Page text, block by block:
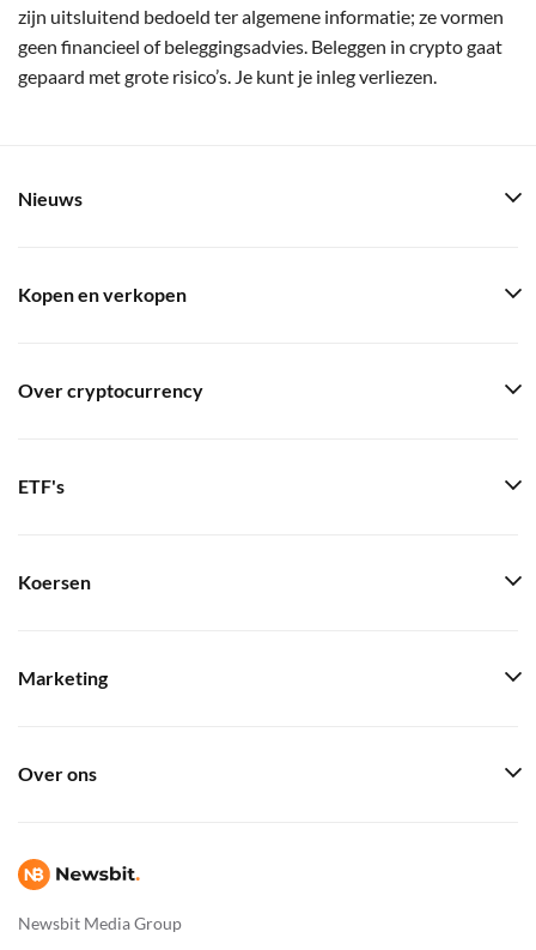
zijn uitsluitend bedoeld ter algemene informatie; ze vormen
geen financieel of beleggingsadvies. Beleggen in crypto gaat
gepaard met grote risico’s. Je kunt je inleg verliezen.
Newsbit Media Group
Nieuws
Kopen en verkopen
Over cryptocurrency
ETF's
Koersen
Marketing
Over ons